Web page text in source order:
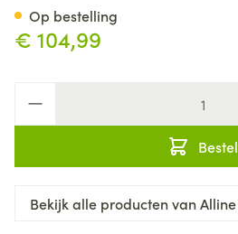
€ 104,99
Bestel
Op bestelling
Bekijk alle producten van Alline